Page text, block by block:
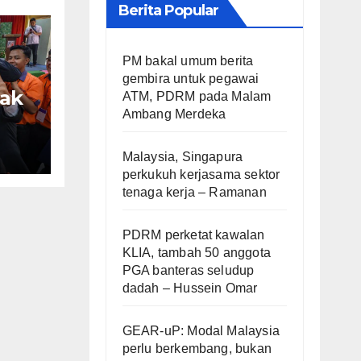
Berita Popular
PM bakal umum berita
gembira untuk pegawai
ATM, PDRM pada Malam
Ambang Merdeka
Malaysia, Singapura
perkukuh kerjasama sektor
tenaga kerja – Ramanan
PDRM perketat kawalan
KLIA, tambah 50 anggota
PGA banteras seludup
dadah – Hussein Omar
GEAR-uP: Modal Malaysia
perlu berkembang, bukan